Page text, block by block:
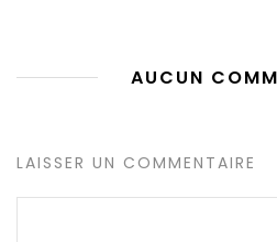
AUCUN
LAISSER UN COMMENTAIRE